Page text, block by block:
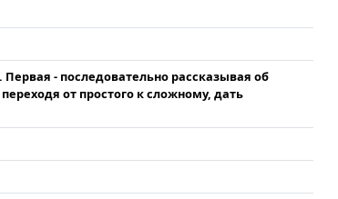
- последовательно рассказывая об
от простого к сложному, дать